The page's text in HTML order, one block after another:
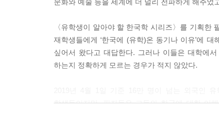
문화와 예술 등을 세계에 더 널리 전파하게 해주
〈유학생이 알아야 할 한국학 시리즈〉를 기획한
재학생들에게 ‘한국에 (유학)온 동기나 이유’에
싶어서 왔다고 대답한다. 그러나 이들은 대학에
하는지 정확하게 모르는 경우가 적지 않았다.
학생들이지만, 필자들은 그들의 한국에 대한 이